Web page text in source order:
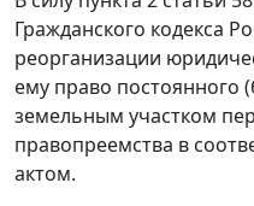
Гражданского кодекса
реорганизации
ему право постоянного
земельным участком
правопреемства в
актом.